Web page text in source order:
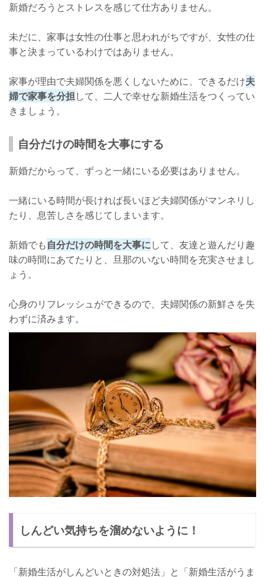
新婚だろうとストレスを感じて仕方ありません。
未だに、家事は女性の仕事と思われがちですが、女性の仕
事と決まっているわけではありません。
家事が理由で夫婦関係を悪くしないために、できるだけ夫
婦で家事を分担して、二人で幸せな新婚生活をつくってい
きましょう。
自分だけの時間を大事にする
新婚だからって、ずっと一緒にいる必要はありません。
一緒にいる時間が長ければ長いほど夫婦関係がマンネリし
たり、息苦しさを感じてしまいます。
新婚でも自分だけの時間を大事にして、友達と遊んだり趣
味の時間にあてたりと、旦那のいない時間を充実させまし
ょう。
心身のリフレッシュができるので、夫婦関係の新鮮さを失
わずに済みます。
しんどい気持ちを溜めないように！
「新婚生活がしんどいときの対処法」と「新婚生活がうま